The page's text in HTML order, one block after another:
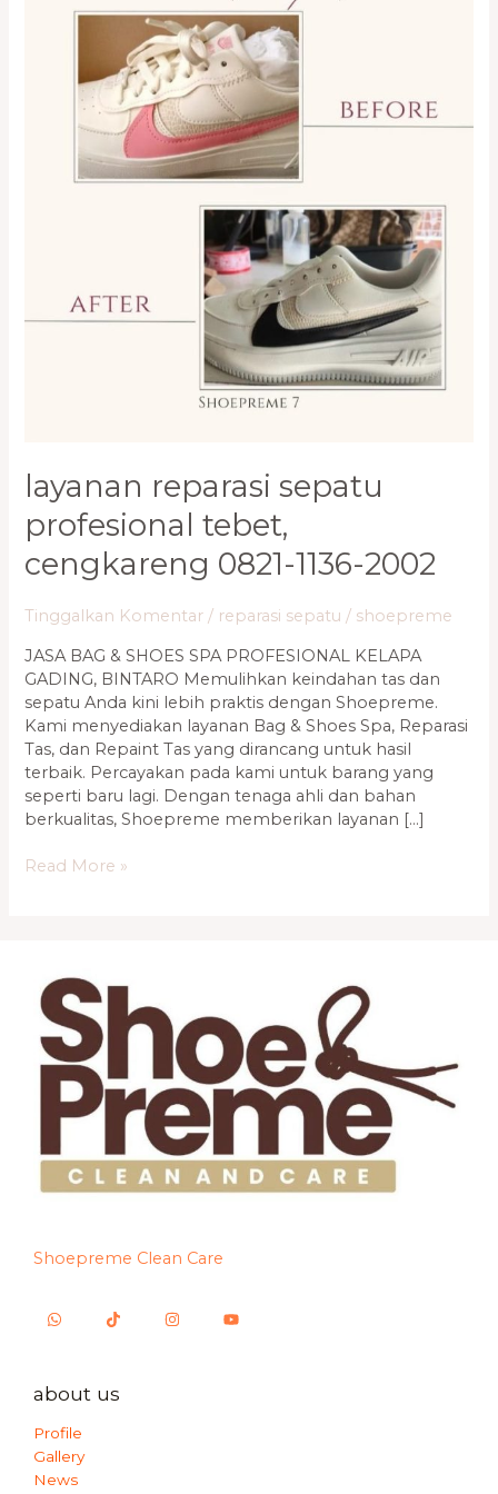
layanan reparasi sepatu
profesional tebet,
cengkareng 0821-1136-2002
Tinggalkan Komentar / reparasi sepatu / shoepreme
JASA BAG & SHOES SPA PROFESIONAL KELAPA
GADING, BINTARO Memulihkan keindahan tas dan
sepatu Anda kini lebih praktis dengan Shoepreme.
Kami menyediakan layanan Bag & Shoes Spa, Reparasi
Tas, dan Repaint Tas yang dirancang untuk hasil
terbaik. Percayakan pada kami untuk barang yang
seperti baru lagi. Dengan tenaga ahli dan bahan
berkualitas, Shoepreme memberikan layanan […]
Cengkareng
Read More »
Shoepreme Clean Care
about us
Profile
Gallery
News